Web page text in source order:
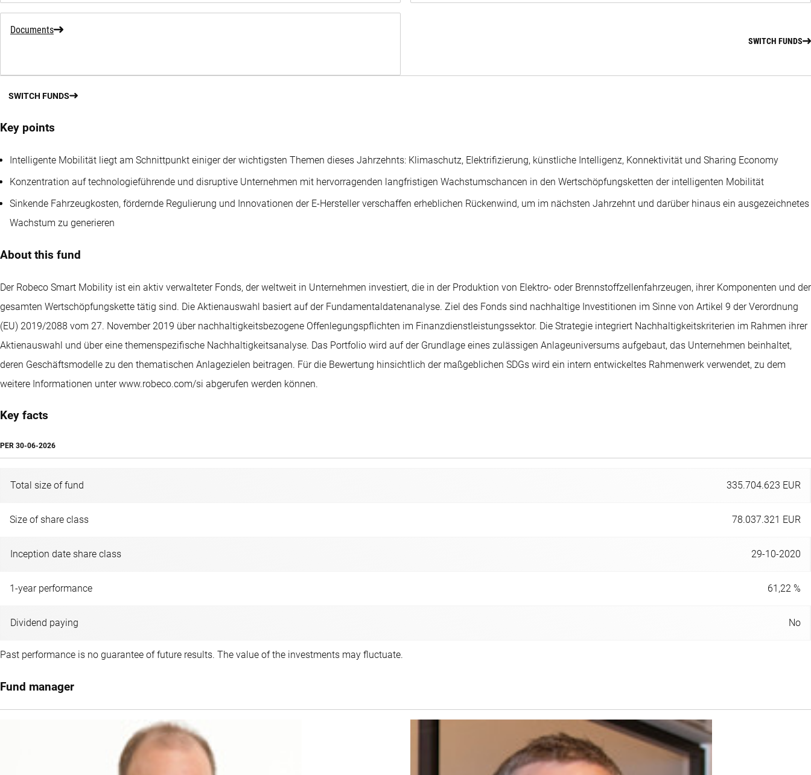
Documents
SWITCH FUNDS
SWITCH FUNDS
Key points
Intelligente Mobilität liegt am Schnittpunkt einiger der wichtigsten Themen dieses Jahrzehnts: Klimaschutz, Elektrifizierung, künstliche Intelligenz, Konnektivität und Sharing Economy
Konzentration auf technologieführende und disruptive Unternehmen mit hervorragenden langfristigen Wachstumschancen in den Wertschöpfungsketten der intelligenten Mobilität
Sinkende Fahrzeugkosten, fördernde Regulierung und Innovationen der E-Hersteller verschaffen erheblichen Rückenwind, um im nächsten Jahrzehnt und darüber hinaus ein ausgezeichnetes
Wachstum zu generieren
About this fund
Der Robeco Smart Mobility ist ein aktiv verwalteter Fonds, der weltweit in Unternehmen investiert, die in der Produktion von Elektro- oder Brennstoffzellenfahrzeugen, ihrer Komponenten und der
gesamten Wertschöpfungskette tätig sind. Die Aktienauswahl basiert auf der Fundamentaldatenanalyse. Ziel des Fonds sind nachhaltige Investitionen im Sinne von Artikel 9 der Verordnung
(EU) 2019/2088 vom 27. November 2019 über nachhaltigkeitsbezogene Offenlegungspflichten im Finanzdienstleistungssektor. Die Strategie integriert Nachhaltigkeitskriterien im Rahmen ihrer
Aktienauswahl und über eine themenspezifische Nachhaltigkeitsanalyse. Das Portfolio wird auf der Grundlage eines zulässigen Anlageuniversums aufgebaut, das Unternehmen beinhaltet,
deren Geschäftsmodelle zu den thematischen Anlagezielen beitragen. Für die Bewertung hinsichtlich der maßgeblichen SDGs wird ein intern entwickeltes Rahmenwerk verwendet, zu dem
weitere Informationen unter www.robeco.com/si abgerufen werden können.
Key facts
PER 30-06-2026
Total size of fund 335.704.623 EUR
Size of share class 78.037.321 EUR
Inception date share class 29-10-2020
1-year performance 61,22 %
Dividend paying No
Past performance is no guarantee of future results. The value of the investments may fluctuate.
Fund manager